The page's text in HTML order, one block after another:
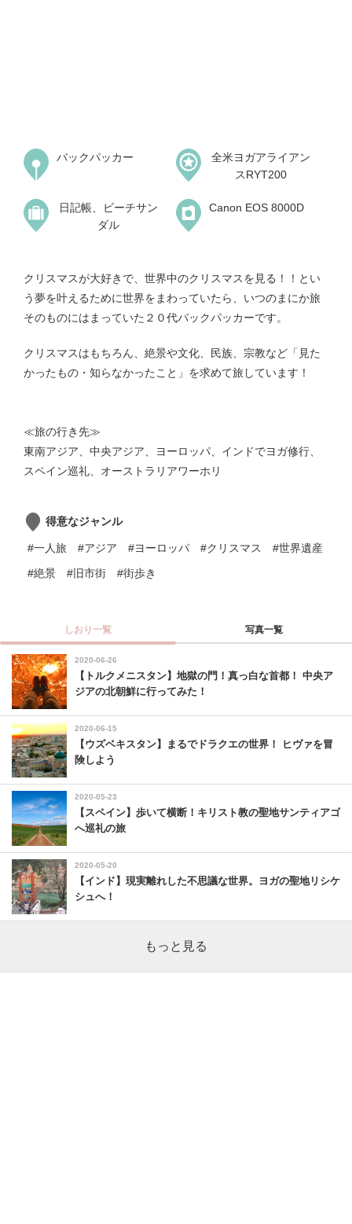
バックパッカー
全米ヨガアライアン
スRYT200
日記帳、ビーチサン
ダル
Canon EOS 8000D
クリスマスが大好きで、世界中のクリスマスを見る！！とい
う夢を叶えるために世界をまわっていたら、いつのまにか旅
そのものにはまっていた２０代バックパッカーです。
クリスマスはもちろん、絶景や文化、民族、宗教など「見た
かったもの・知らなかったこと」を求めて旅しています！
≪旅の行き先≫
東南アジア、中央アジア、ヨーロッパ、インドでヨガ修行、
スペイン巡礼、オーストラリアワーホリ
得意なジャンル
#一人旅 #アジア #ヨーロッパ #クリスマス
#世界遺産
#絶景
#旧市街 #街歩き
しおり一覧 写真一覧
2020-06-26
【トルクメニスタン】地獄の門！真っ白な首都！ 中央ア
ジアの北朝鮮に行ってみた！
2020-06-15
【ウズベキスタン】まるでドラクエの世界！ ヒヴァを冒
険しよう
2020-05-23
【スペイン】歩いて横断！キリスト教の聖地サンティアゴ
へ巡礼の旅
2020-05-20
【インド】現実離れした不思議な世界。ヨガの聖地リシケ
シュへ！
もっと見る